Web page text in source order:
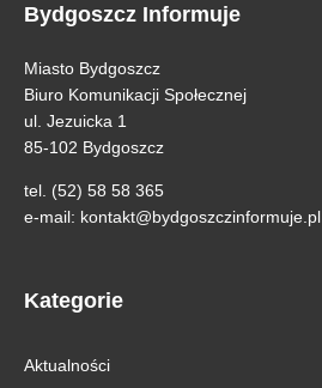
Bydgoszcz Informuje
Miasto Bydgoszcz
Biuro Komunikacji Społecznej
ul. Jezuicka 1
85-102 Bydgoszcz
tel. (52) 58 58 365
e-mail: kontakt@bydgoszczinformuje.pl
Kategorie
Aktualności